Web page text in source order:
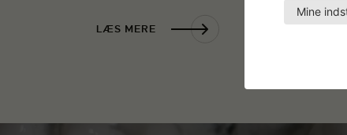
LÆS MERE
Mine